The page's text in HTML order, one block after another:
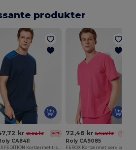
produkter
kr 81,92 kr -42%
CA8411
72,46 kr 157,58 kr -54%
Roly CA9085